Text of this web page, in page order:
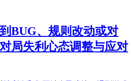
BUG、规则改动或对
局失利心态调整与应对